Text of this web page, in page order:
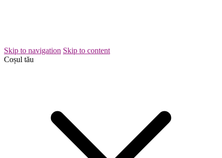
Skip to navigation Skip to content
Coșul tău